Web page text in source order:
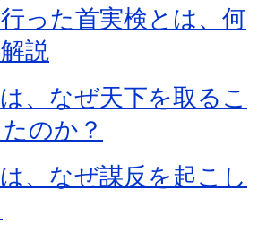
った首実検とは、何
説
、なぜ天下を取るこ
のか？
、なぜ謀反を起こし